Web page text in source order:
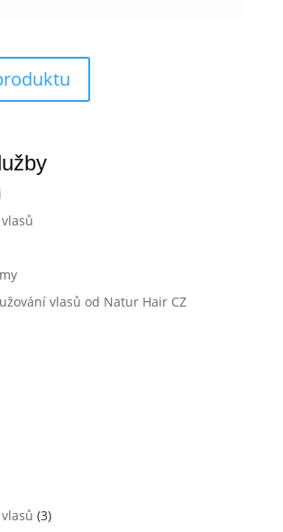
vlasů od Natur Hair CZ
(3)